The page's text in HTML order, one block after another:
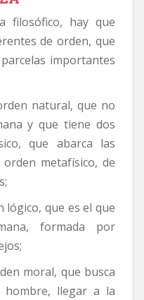
filosófico, hay que
de orden, que
importantes
que no
y que tiene dos
que abarca las
metafísico, de
que es el que
formada por
que busca
llegar a la